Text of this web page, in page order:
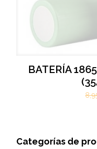
BATERÍA
Categorías de